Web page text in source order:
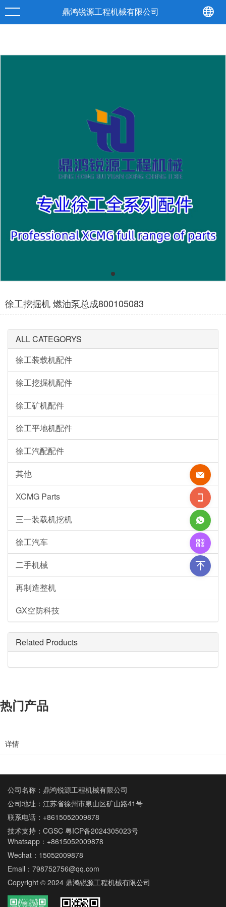
鼎鸿锐源工程机械有限公司
产品 详情
徐工挖掘机 燃油泵总成800105083
ALL CATEGORYS
徐工装载机配件
徐工挖掘机配件
徐工矿机配件
徐工平地机配件
徐工汽配配件
其他
XCMG Parts
三一装载机挖机
徐工汽车
二手机械
再制造整机
GX空防科技
Related Products
热门产品
详情
公司名称：鼎鸿锐源工程机械有限公司
公司地址：江苏省徐州市泉山区矿山路41号
联系电话： +8615052009878
技术支持： CGSC 粤ICP备2024305023号
Whatsapp： +8615052009878
Wechat：15052009878
Email： 798752756@qq.com
Copyright © 2024 鼎鸿锐源工程机械有限公司